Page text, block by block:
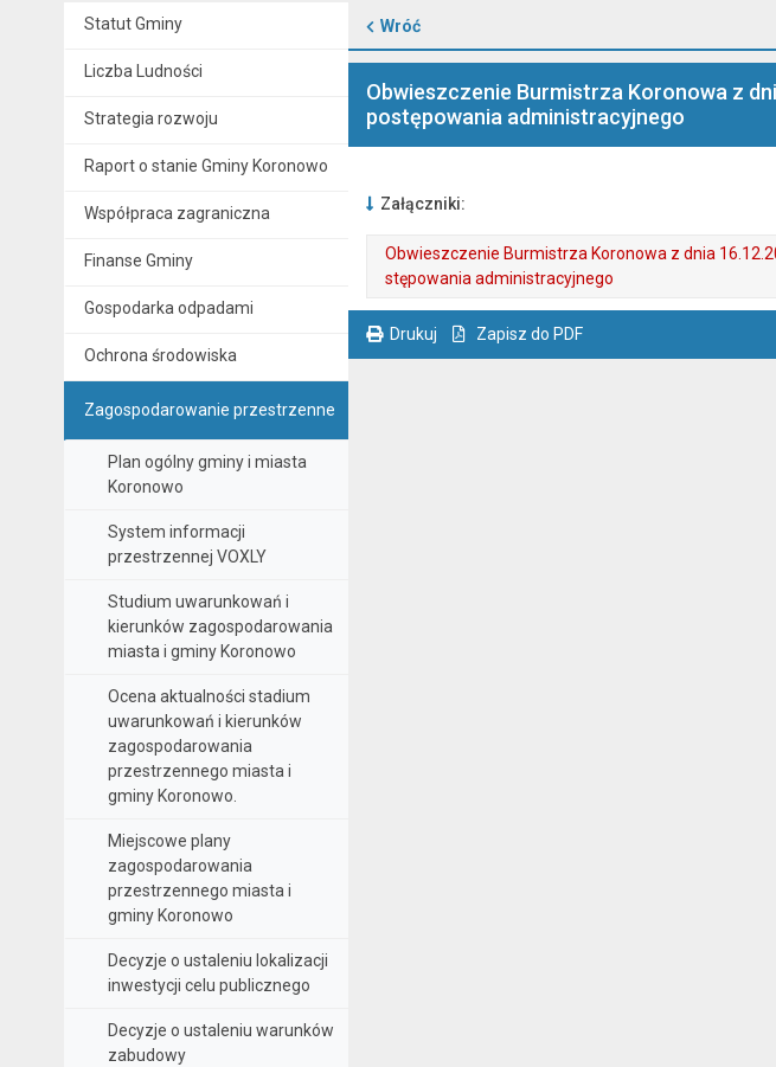
Statut Gminy
Liczba Ludności
Strategia rozwoju
Raport o stanie Gminy Koronowo
Współpraca zagraniczna
Finanse Gminy
Gospodarka odpadami
Ochrona środowiska
Zagospodarowanie przestrzenne
Plan ogólny gminy i miasta
Koronowo
System informacji
przestrzennej VOXLY
Studium uwarunkowań i
kierunków zagospodarowania
miasta i gminy Koronowo
Ocena aktualności stadium
uwarunkowań i kierunków
zagospodarowania
przestrzennego miasta i
gminy Koronowo.
Miejscowe plany
zagospodarowania
przestrzennego miasta i
gminy Koronowo
Decyzje o ustaleniu lokalizacji
inwestycji celu publicznego
Decyzje o ustaleniu warunków
zabudowy
Wróć
Obwieszczenie Burmistrza Koronowa z
postępowania administracyjnego
Załączniki:
Obwieszczenie Burmistrza Koronowa z dnia
stępowania administracyjnego
Drukuj Zapisz do PDF